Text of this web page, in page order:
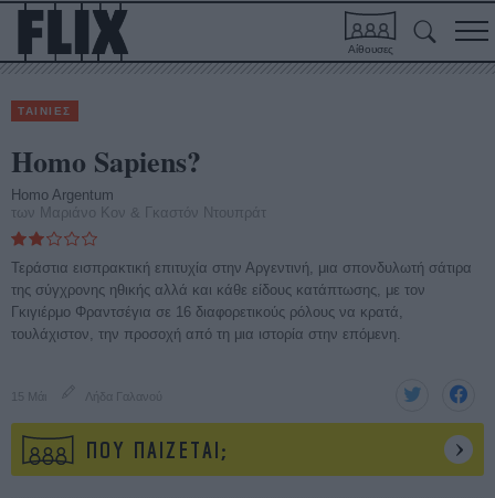
Αίθουσες
ΤΑΙΝΙΕΣ
Homo Sapiens?
Homo Argentum
των Μαριάνο Κον & Γκαστόν Ντουπράτ
Τεράστια εισπρακτική επιτυχία στην Αργεντινή, μια σπονδυλωτή σάτιρα
της σύγχρονης ηθικής αλλά και κάθε είδους κατάπτωσης, με τον
Γκιγιέρμο Φραντσέγια σε 16 διαφορετικούς ρόλους να κρατά,
τουλάχιστον, την προσοχή από τη μια ιστορία στην επόμενη.
15 Μάι Λήδα Γαλανού
ΠΟΥ ΠΑΙΖΕΤΑΙ;